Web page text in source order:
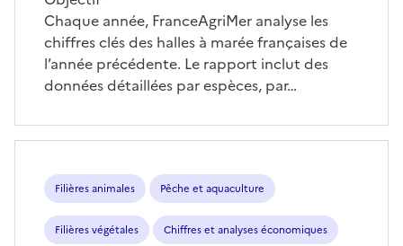
Chaque année, FranceAgriMer analyse les
chiffres clés des halles à marée françaises de
l’année précédente. Le rapport inclut des
données détaillées par espèces, par…
Filières animales Pêche et aquaculture
Filières végétales Chiffres et analyses économiques